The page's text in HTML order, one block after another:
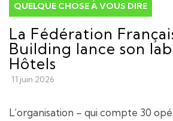
QUELQUE CHOSE À VOUS DIRE
La Fédération
Building lance son
Hôtels
11 juin 2026
L’organisation – qui compte 30